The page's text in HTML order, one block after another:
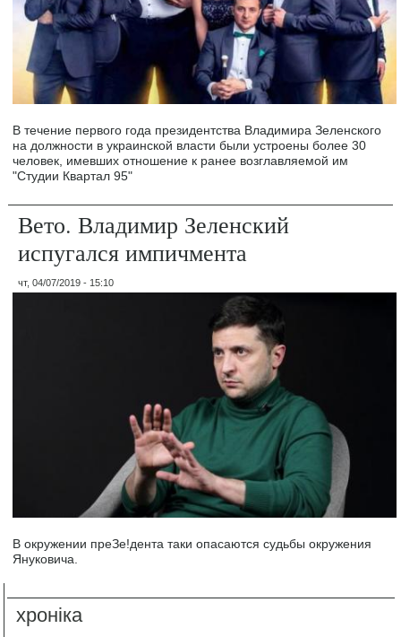
В течение первого года президентства Владимира Зеленского
на должности в украинской власти были устроены более 30
человек, имевших отношение к ранее возглавляемой им
"Студии Квартал 95"
Вето. Владимир Зеленский
испугался импичмента
чт, 04/07/2019 - 15:10
В окружении преЗе!дента таки опасаются судьбы окружения
Януковича.
хроніка